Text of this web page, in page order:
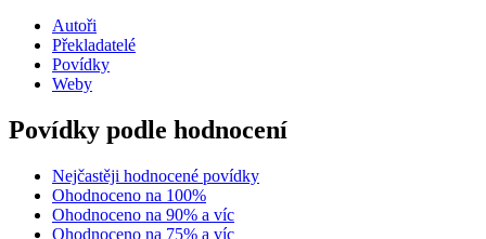
Autoři
Překladatelé
Povídky
Weby
Povídky podle hodnocení
Nejčastěji hodnocené povídky
Ohodnoceno na 100%
Ohodnoceno na 90% a víc
Ohodnoceno na 75% a víc